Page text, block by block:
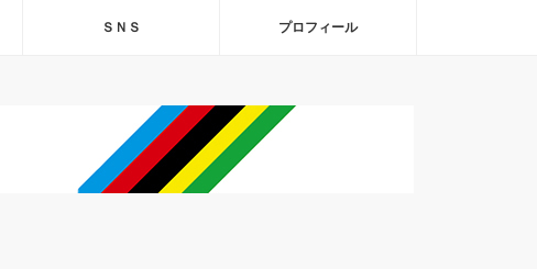
ＳＮＳ プロフィール